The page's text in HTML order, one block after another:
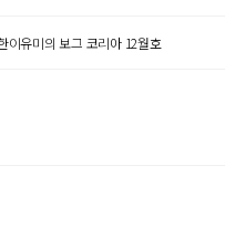
이유미의 보그 코리아 12월호